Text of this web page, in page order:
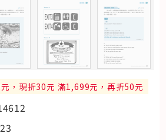
，現折30元 滿1,699元，再折50元